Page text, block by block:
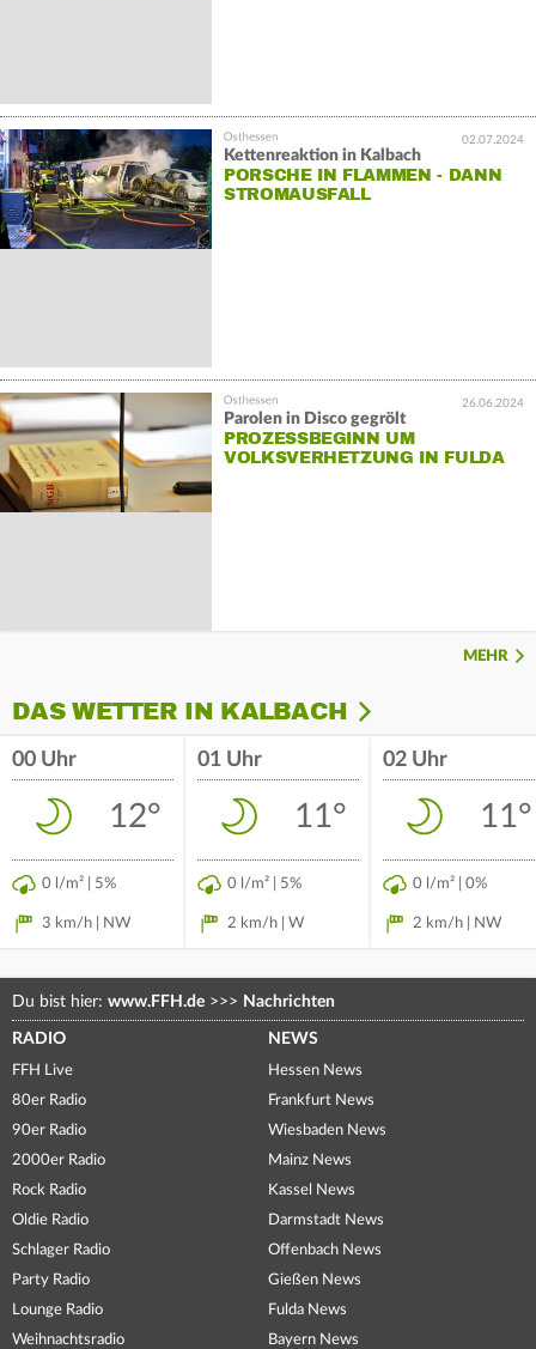
02.07.2024
Kettenreaktion in Kalbach
PORSCHE IN FLAMMEN - DANN
STROMAUSFALL
26.06.2024
Parolen in Disco gegrölt
PROZESSBEGINN UM
VOLKSVERHETZUNG IN FULDA
MEHR
DAS WETTER IN KALBACH
00 Uhr
12°
0 l/m² | 5%
3 km/h | NW
01 Uhr
11°
0 l/m² | 5%
2 km/h | W
02 Uhr
11°
0 l/m² | 0%
2 km/h | NW
Du bist hier: www.FFH.de >>> Nachrichten
RADIO
FFH Live
80er Radio
90er Radio
2000er Radio
Rock Radio
Oldie Radio
Schlager Radio
Party Radio
Lounge Radio
Weihnachtsradio
NEWS
Hessen News
Frankfurt News
Wiesbaden News
Mainz News
Kassel News
Darmstadt News
Offenbach News
Gießen News
Fulda News
Bayern News